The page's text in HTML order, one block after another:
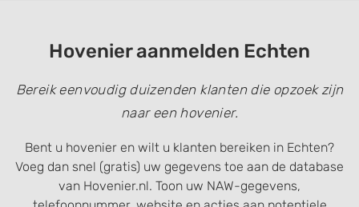
Hovenier aanmelden Echten
Bereik eenvoudig duizenden klanten die opzoek zijn
naar een hovenier.
Bent u hovenier en wilt u klanten bereiken in Echten?
Voeg dan snel (gratis) uw gegevens toe aan de database
van Hovenier.nl. Toon uw NAW-gegevens,